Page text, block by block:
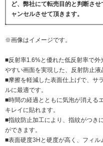
ど、弊社にて転売目的と判断さ
ャンセルさせて頂きます。
※画像はイメージです。
■反射率1.6%と優れた低反射率で
やすい画面を実現した、反射防止液
■摩擦を軽減した表面仕上げで、サ
ルに最適です。
■時間の経過とともに気泡が消える
キレイに貼れます。
■指紋防止加工により、指紋がつき
ができます。
■表面硬度3Hと硬度が高く、フィル